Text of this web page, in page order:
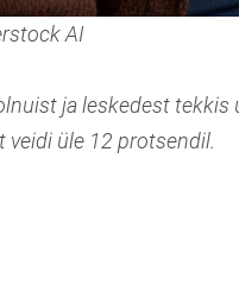
AI
ja leskedest
veidi üle 12 protsendil.